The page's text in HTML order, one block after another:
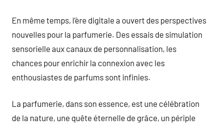
En même temps, l’ère digitale a ouvert des perspectives
nouvelles pour la parfumerie. Des essais de simulation
sensorielle aux canaux de personnalisation, les
chances pour enrichir la connexion avec les
enthousiastes de parfums sont infinies.
La parfumerie, dans son essence, est une célébration
de la nature, une quête éternelle de grâce, un périple